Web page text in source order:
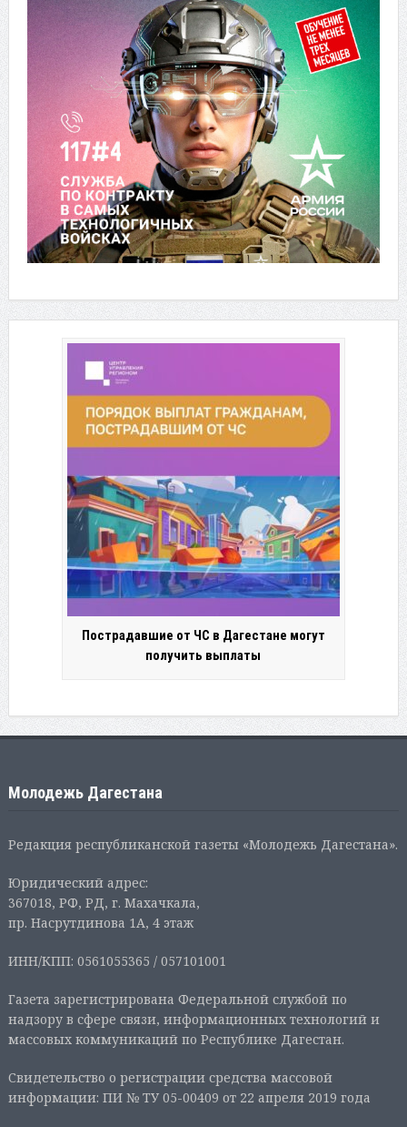
Пострадавшие от ЧС в Дагестане могут
получить выплаты
Молодежь Дагестана
Редакция республиканской газеты «Молодежь Дагестана».
Юридический адрес:
367018, РФ, РД, г. Махачкала,
пр. Насрутдинова 1А, 4 этаж
ИНН/КПП: 0561055365 / 057101001
Газета зарегистрирована Федеральной службой по
надзору в сфере связи, информационных технологий и
массовых коммуникаций по Республике Дагестан.
Свидетельство о регистрации средства массовой
информации: ПИ № ТУ 05-00409 от 22 апреля 2019 года